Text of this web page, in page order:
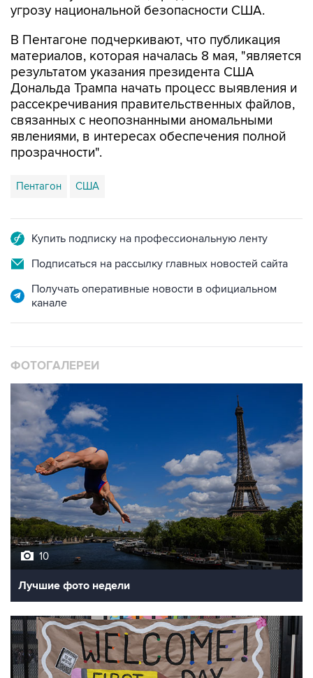
В Пентагоне подчеркивают, что публикация
результатом указания президента США
Дональда Трампа начать процесс выявления и
рассекречивания правительственных файлов,
связанных с неопознанными аномальными
явлениями, в интересах обеспечения полной
прозрачности".
Пентагон США
Подписаться на рассылку главных новостей сайта
Получать оперативные новости в официальном
10
Лучшие фото недели